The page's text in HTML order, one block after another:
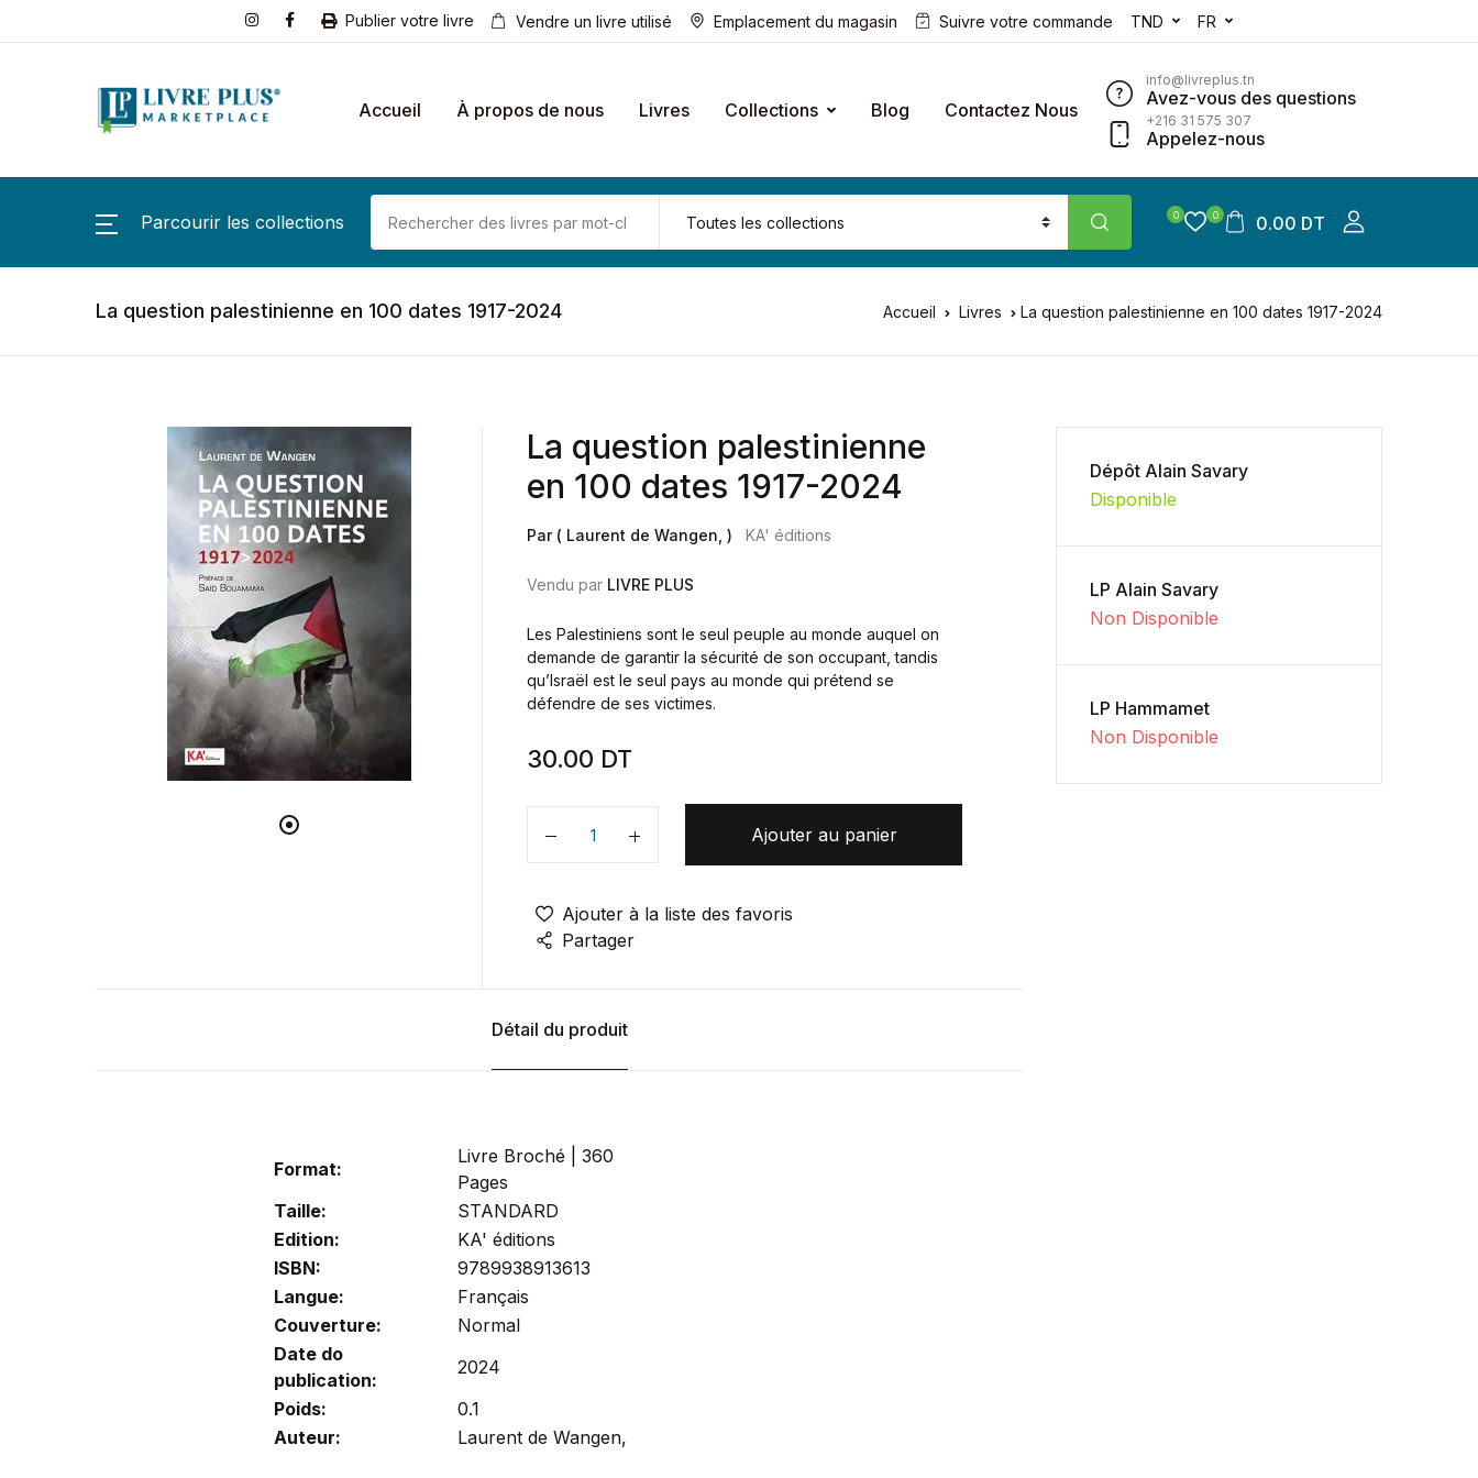
Publier votre livre Vendre un livre utilisé Emplacement du magasin Suivre votre commande TND FR
Accueil À propos de nous Livres Collections Blog Contactez Nous
info@livreplus.tn
Avez-vous des questions
+216 31 575 307
Appelez-nous
Parcourir les collections 0 0 0.00 DT
La question palestinienne en 100 dates 1917-2024 Accueil Livres La question palestinienne en 100 dates 1917-2024
La question palestinienne
en 100 dates 1917-2024
Par ( Laurent de Wangen, ) KA' éditions
Vendu par LIVRE PLUS
Les Palestiniens sont le seul peuple au monde auquel on
demande de garantir la sécurité de son occupant, tandis
qu’Israël est le seul pays au monde qui prétend se
défendre de ses victimes.
30.00 DT
Quantité
Ajouter au panier
Ajouter à la liste des favoris
Partager
Détail du produit
Format:
Livre Broché | 360
Pages
Taille:
STANDARD
Edition:
KA' éditions
ISBN:
9789938913613
Langue:
Français
Couverture:
Normal
Date do
publication:
2024
Poids:
0.1
Auteur:
Laurent de Wangen,
Dépôt Alain Savary
Disponible
LP Alain Savary
Non Disponible
LP Hammamet
Non Disponible